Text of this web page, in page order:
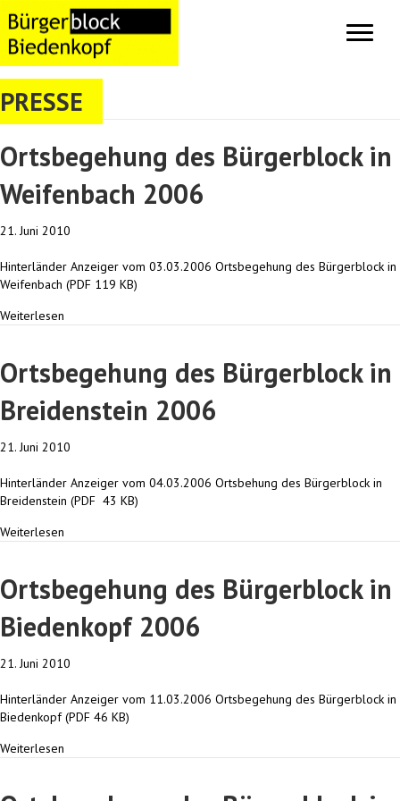
PRESSE
Ortsbegehung des Bürgerblock in
Weifenbach 2006
21. Juni 2010
Hinterländer Anzeiger vom 03.03.2006 Ortsbegehung des Bürgerblock in
Weifenbach (PDF 119 KB)
Weiterlesen
Ortsbegehung des Bürgerblock in
Breidenstein 2006
21. Juni 2010
Hinterländer Anzeiger vom 04.03.2006 Ortsbehung des Bürgerblock in
Breidenstein (PDF 43 KB)
Weiterlesen
Ortsbegehung des Bürgerblock in
Biedenkopf 2006
21. Juni 2010
Hinterländer Anzeiger vom 11.03.2006 Ortsbegehung des Bürgerblock in
Biedenkopf (PDF 46 KB)
Weiterlesen